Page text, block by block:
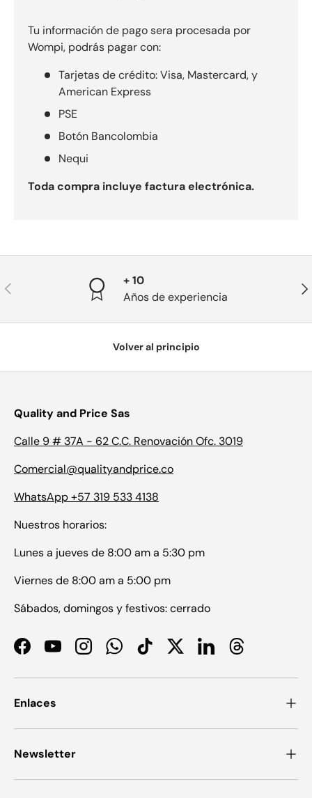
Tu información de pago sera procesada por
Wompi, podrás pagar con:
Tarjetas de crédito: Visa, Mastercard, y
American Express
PSE
Botón Bancolombia
Nequi
Toda compra incluye factura electrónica.
Anterior
+ 10
Años de experiencia
Volver al principio
Quality and Price Sas
Calle 9 # 37A - 62 C.C. Renovación Ofc. 3019
Comercial@qualityandprice.co
WhatsApp +57 319 533 4138
Nuestros horarios:
Lunes a jueves de 8:00 am a 5:30 pm
Viernes de 8:00 am a 5:00 pm
Sábados, domingos y festivos: cerrado
FacebookYouTubeInstagramWhatsAppTikTokTwitterLinkedInThreads
Enlaces
Newsletter